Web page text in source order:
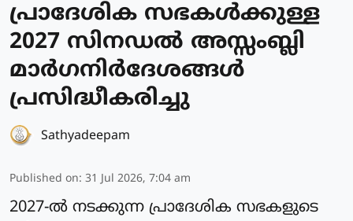
പ്രാദേശിക സഭകള്‍ക്കുള്ള
2027 സിനഡല്‍ അസ്സംബ്ലി
മാര്‍ഗനിര്‍ദേശങ്ങള്‍
പ്രസിദ്ധീകരിച്ചു
Sathyadeepam
Published on: 31 Jul 2026, 7:04 am
2027-ല്‍ നടക്കുന്ന പ്രാദേശിക സഭകളുടെ